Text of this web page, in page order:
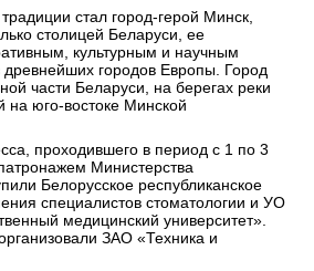
стал город-герой Минск,
столицей Беларуси, ее
культурным и научным
городов Европы. Город
части Беларуси, на берегах реки
юго-востоке Минской
проходившего в период с 1 по 3
Министерства
Белорусское республиканское
специалистов стоматологии и УО
медицинский университет».
ЗАО «Техника и